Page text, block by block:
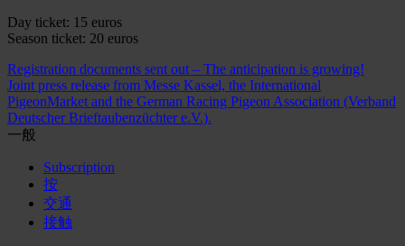
Day ticket: 15 euros
Season ticket: 20 euros
Registration documents sent out – The anticipation is growing!
Joint press release from Messe Kassel, the International
PigeonMarket and the German Racing Pigeon Association (Verband
Deutscher Brieftaubenzüchter e.V.).
一般
Subscription
按
交通
接触